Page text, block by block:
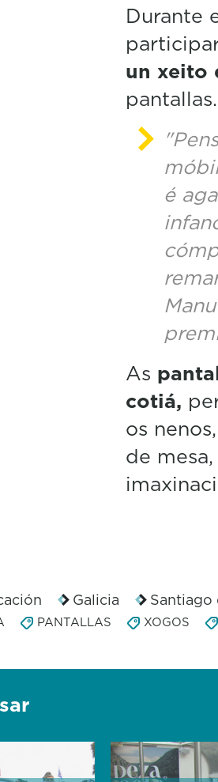
Durante
un xeito
pantallas.
é
As
cotiá,
os
de
Galicia Santiago
PANTALLAS XOGOS